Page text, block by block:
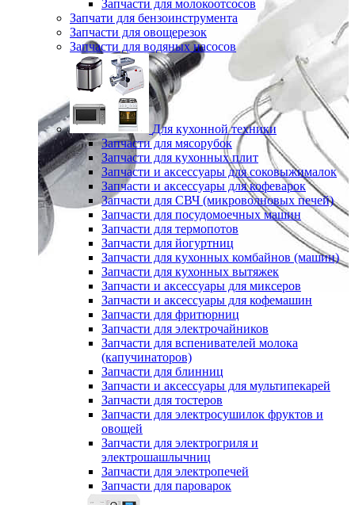
Запчасти для молокоотсосов
Запчати для бензоинструмента
Запчасти для овощерезок
Запчасти для водяных насосов
Для кухонной техники
Запчасти для мясорубок
Запчасти для кухонных плит
Запчасти и аксессуары для соковыжималок
Запчасти и аксессуары для кофеварок
Запчасти для СВЧ (микроволновых печей)
Запчасти для посудомоечных машин
Запчасти для термопотов
Запчасти для йогуртниц
Запчасти для кухонных комбайнов (машин)
Запчасти для кухонных вытяжек
Запчасти и аксессуары для миксеров
Запчасти и аксессуары для кофемашин
Запчасти для фритюрниц
Запчасти для электрочайников
Запчасти для вспенивателей молока
(капучинаторов)
Запчасти для блинниц
Запчасти и аксессуары для мультипекарей
Запчасти для тостеров
Запчасти для электросушилок фруктов и
овощей
Запчасти для электрогриля и
электрошашлычниц
Запчасти для электропечей
Запчасти для пароварок